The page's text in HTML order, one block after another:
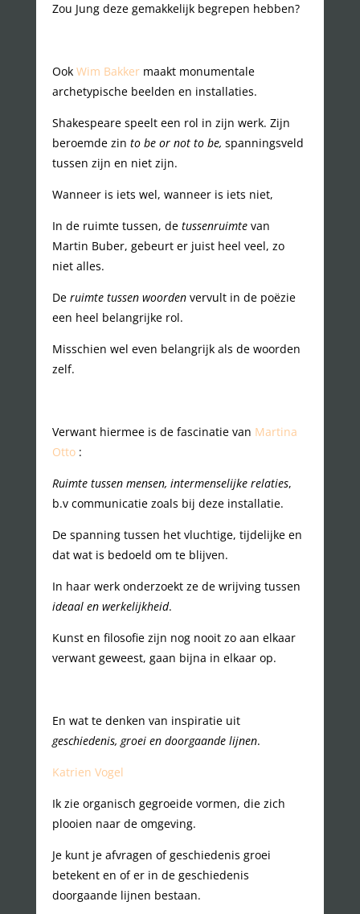
Zou Jung deze gemakkelijk begrepen hebben?
Ook Wim Bakkermaakt monumentale
archetypische beelden en installaties.
Shakespeare speelt een rol in zijn werk. Zijn
beroemde zin to be or not to be, spanningsveld
tussen zijn en niet zijn.
Wanneer is iets wel, wanneer is iets niet,
In de ruimte tussen, de tussenruimtevan
Martin Buber, gebeurt er juist heel veel, zo
niet alles.
De ruimte tussen woordenvervult in de poëzie
een heel belangrijke rol.
Misschien wel even belangrijk als de woorden
zelf.
Verwant hiermee is de fascinatie van Martina
Otto:
Ruimte tussen mensen, intermenselijke relaties,
b.v communicatie zoals bij deze installatie.
De spanning tussen het vluchtige, tijdelijke en
dat wat is bedoeld om te blijven.
In haar werk onderzoekt ze de wrijving tussen
ideaal en werkelijkheid.
Kunst en filosofie zijn nog nooit zo aan elkaar
verwant geweest, gaan bijna in elkaar op.
En wat te denken van inspiratie uit
geschiedenis, groei en doorgaande lijnen.
Katrien Vogel
Ik zie organisch gegroeide vormen, die zich
plooien naar de omgeving.
Je kunt je afvragen of geschiedenis groei
betekent en of er in de geschiedenis
doorgaande lijnen bestaan.